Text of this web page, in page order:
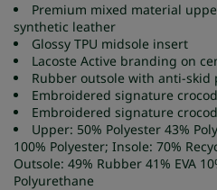
Premium mixed material
synthetic leather
Glossy TPU midsole insert
Lacoste Active branding on
Rubber outsole with anti-skid
Embroidered signature
Embroidered signature
Upper: 50% Polyester 43%
100% Polyester; Insole: 70%
Outsole: 49% Rubber 41% EVA
Polyurethane